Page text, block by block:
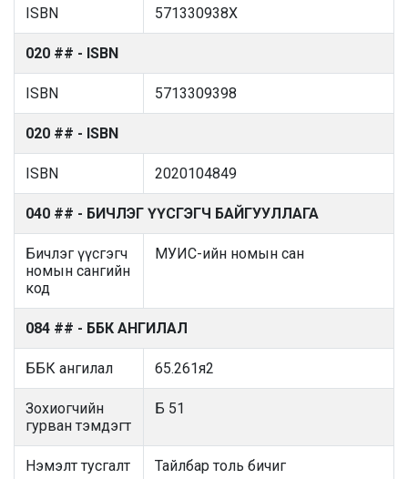
ISBN 571330938X
020 ## - ISBN
ISBN 5713309398
020 ## - ISBN
ISBN 2020104849
040 ## - БИЧЛЭГ ҮҮСГЭГЧ БАЙГУУЛЛАГА
Бичлэг үүсгэгч
номын сангийн
код
МУИС-ийн номын сан
084 ## - ББК АНГИЛАЛ
ББК ангилал 65.261я2
Зохиогчийн
гурван тэмдэгт
Б 51
Нэмэлт тусгалт Тайлбар толь бичиг